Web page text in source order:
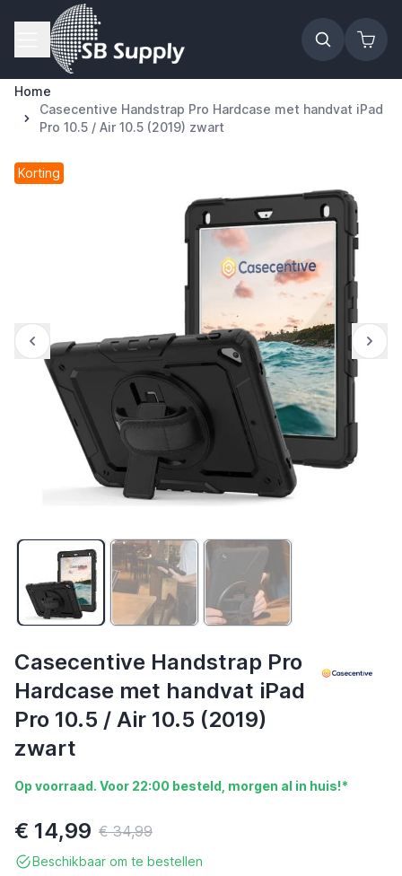
Ga naar de inhoud
Home
Casecentive Handstrap Pro Hardcase met handvat iPad
Pro 10.5 / Air 10.5 (2019) zwart
Korting
Casecentive Handstrap Pro
Hardcase met handvat iPad
Pro 10.5 / Air 10.5 (2019)
zwart
Op voorraad. Voor 22:00 besteld, morgen al in huis!*
€ 14,99 € 34,99
Beschikbaar om te bestellen